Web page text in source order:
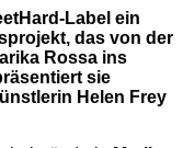
Label ein
das von der
Rossa ins
sie
Helen Frey